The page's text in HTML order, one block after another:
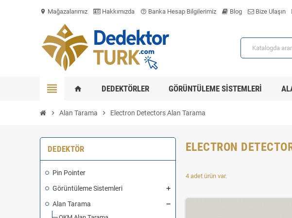
location_on Mağazalarımız Hakkımızda help_outline Banka Hesap Bilgilerimiz Blog Bize Ulaşın
view_headline home DEDEKTÖRLER GÖRÜNTÜLEME SISTEMLERI
chevron_right Alan Tarama chevron_right Electron Detectors Alan Tarama
DEDEKTÖR
Pin Pointer
Görüntüleme Sistemleri
Alan Tarama
ELECTRON
4 adet ürün var.